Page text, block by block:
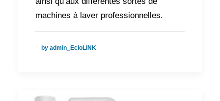
machines à laver professionnelles.
by admin_EcloLINK